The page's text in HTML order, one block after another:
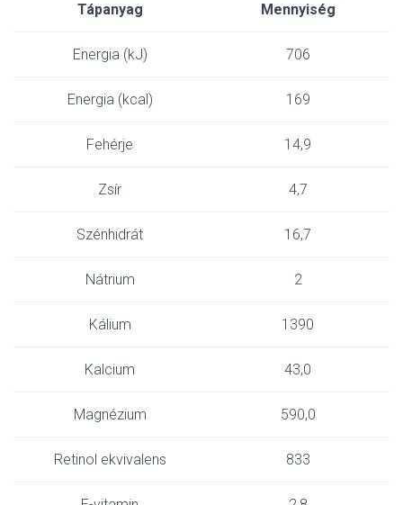
Tápanyag Mennyiség
Energia (kJ) 706
Energia (kcal) 169
Fehérje 14,9
Zsír 4,7
Szénhidrát 16,7
Nátrium 2
Kálium 1390
Kalcium 43,0
Magnézium 590,0
Retinol ekvivalens 833